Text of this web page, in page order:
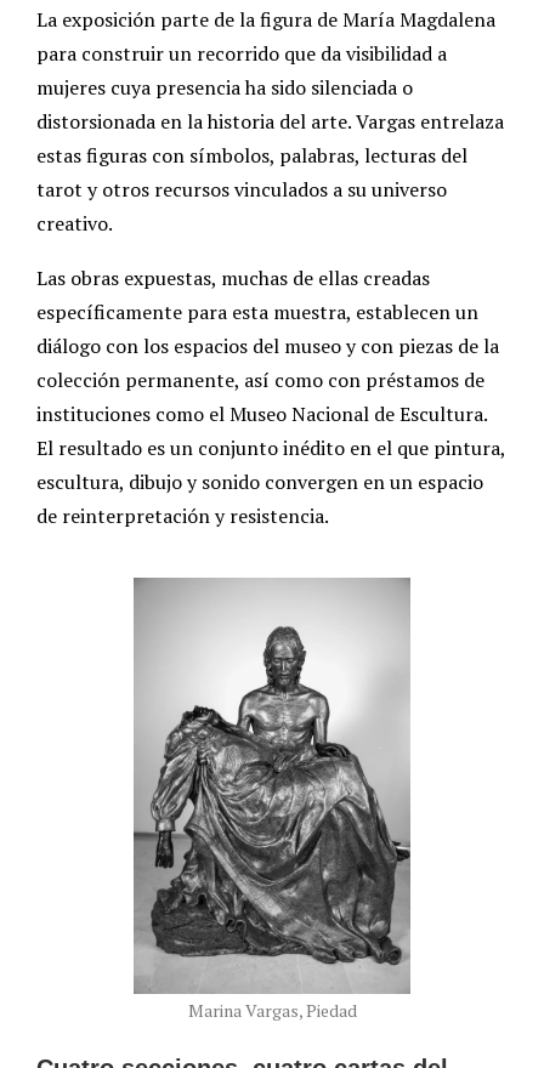
La exposición parte de la figura de María Magdalena
para construir un recorrido que da visibilidad a
mujeres cuya presencia ha sido silenciada o
distorsionada en la historia del arte. Vargas entrelaza
estas figuras con símbolos, palabras, lecturas del
tarot y otros recursos vinculados a su universo
creativo.
Las obras expuestas, muchas de ellas creadas
específicamente para esta muestra, establecen un
diálogo con los espacios del museo y con piezas de la
colección permanente, así como con préstamos de
instituciones como el Museo Nacional de Escultura.
El resultado es un conjunto inédito en el que pintura,
escultura, dibujo y sonido convergen en un espacio
de reinterpretación y resistencia.
Marina Vargas, Piedad